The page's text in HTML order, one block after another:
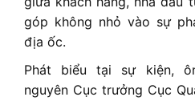
góp không nhỏ vào sự
địa ốc.
Phát biểu tại sự kiện,
nguyên Cục trưởng Cục